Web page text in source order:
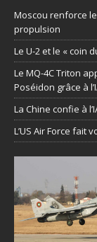
Moscou renforce
propulsion
Le U-2 et le « coin
Le MQ-4C Triton
Poséidon grâce à
La Chine confie à
L’US Air Force fait